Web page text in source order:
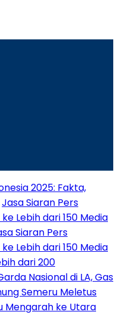
2025: Fakta,
Jasa Siaran Pers
Lebih dari 150 Media
Siaran Pers
Lebih dari 150 Media
dari 200
Nasional di LA, Gas
Semeru Meletus
Mengarah ke Utara